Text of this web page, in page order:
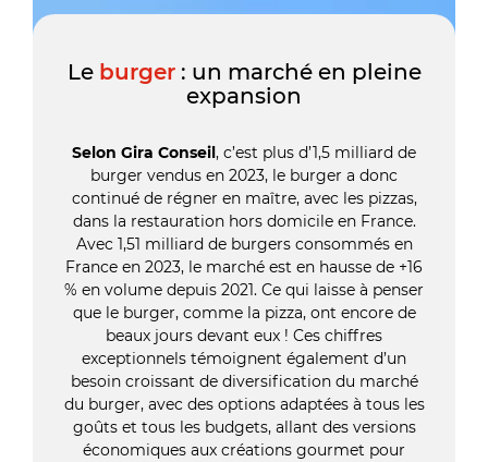
Le burger: un marché en pleine
expansion
Selon Gira Conseil, c’est plus d’1,5 milliard de
burger vendus en 2023, le burger a donc
continué de régner en maître, avec les pizzas,
dans la restauration hors domicile en France.
Avec 1,51 milliard de burgers consommés en
France en 2023, le marché est en hausse de +16
% en volume depuis 2021. Ce qui laisse à penser
que le burger, comme la pizza, ont encore de
beaux jours devant eux ! Ces chiffres
exceptionnels témoignent également d’un
besoin croissant de diversification du marché
du burger, avec des options adaptées à tous les
goûts et tous les budgets, allant des versions
économiques aux créations gourmet pour